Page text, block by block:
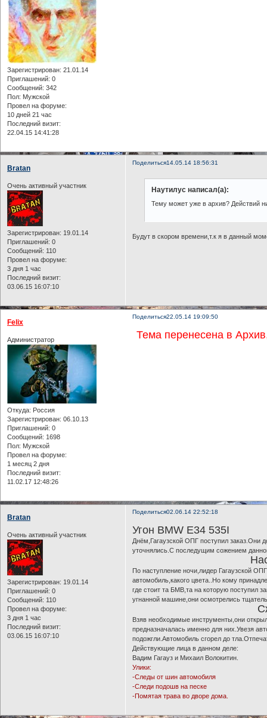
Зарегистрирован: 21.01.14
Приглашений: 0
Сообщений: 342
Пол: Мужской
Провел на форуме:
10 дней 21 час
Последний визит:
22.04.15 14:41:28
Поделиться14.05.14 18:56:31
Bratan
Очень активный участник
Зарегистрирован: 19.01.14
Приглашений: 0
Сообщений: 110
Провел на форуме:
3 дня 1 час
Последний визит:
03.06.15 16:07:10
Наутилус написал(а):
Тему может уже в архив? Действий
Будут в скором времени,т.к я в данный
Поделиться22.05.14 19:09:50
Felix
Администратор
Откуда: Россия
Зарегистрирован: 06.10.13
Приглашений: 0
Сообщений: 1698
Пол: Мужской
Провел на форуме:
1 месяц 2 дня
Последний визит:
11.02.17 12:48:26
Тема перенесена в
Поделиться02.06.14 22:52:18
Bratan
Очень активный участник
Зарегистрирован: 19.01.14
Приглашений: 0
Сообщений: 110
Провел на форуме:
3 дня 1 час
Последний визит:
03.06.15 16:07:10
Угон BMW E34 535I
Днём,Гагаузской ОПГ поступил заказ.Они
уточнялись.С последущим сожением
По наступление ночи,лидер Гагаузской
автомобиль,какого цвета..Но кому
где стоит та БМВ,та на которую поступил
угнанной машине,они осмотрелись
Взяв необходимые инструменты,они
предназначалась именно для них.Увезя
подожгли.Автомобиль сгорел до
Действующие лица в данном деле:
Вадим Гагауз и Михаил Волокитин.
Улики:
-Следы от шин автомобиля
-Следи подошв на песке
-Помятая трава во дворе дома.